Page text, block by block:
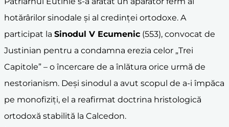
hotărârilor sinodale și al credinței ortodoxe. A
participat la Sinodul V Ecumenic (553), convocat de
Justinian pentru a condamna erezia celor „Trei
Capitole” – o încercare de a înlătura orice urmă de
nestorianism. Deși sinodul a avut scopul de a-i împăca
pe monofiziți, el a reafirmat doctrina hristologică
ortodoxă stabilită la Calcedon.